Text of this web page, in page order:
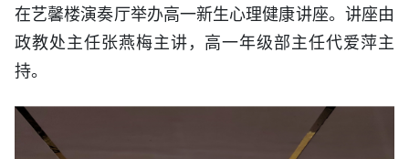
在艺馨楼演奏厅举办高一新生心理健康讲座。讲座由
政教处主任张燕梅主讲，高一年级部主任代爱萍主
持。